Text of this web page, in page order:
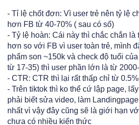
- Tỉ lệ chốt đơn: Vì user trẻ nên tỷ lệ
hơn FB từ 40-70% ( sau có số)
- Tỷ lệ hoàn: Cái này thì chắc chắn là
hơn so với FB vì user toàn trẻ, mình
phẩm son ~150k và check độ tuổi
từ 17-35) thì user phần lớn là từ
- CTR: CTR thì lại rất thấp chỉ từ
- Trên tiktok thì ko thể cứ lập page,
phải biết sửa video, làm
nhất vì vậy đây cũng sẽ là giới hạn
chưa có nhiều kiến thức